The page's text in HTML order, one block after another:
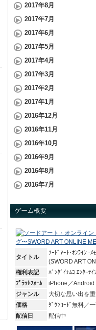
2017年8月
2017年7月
2017年6月
2017年5月
2017年4月
2017年3月
2017年2月
2017年1月
2016年12月
2016年11月
2016年10月
2016年9月
2016年8月
2016年7月
ゲーム概要
タイトル
ｿｰﾄﾞｱｰﾄ･ｵﾝﾗｲﾝ -ﾒ
(SWORD ART
権利表記
ﾊﾞﾝﾀﾞｲﾅﾑｺ ｴﾝﾀｰﾃｲ
ﾌﾟﾗｯﾄﾌｫｰﾑ
iPhone／Android
ジャンル
大切な思い出を
価格
ﾀﾞｳﾝﾛｰﾄﾞ無料／
配信日
配信中